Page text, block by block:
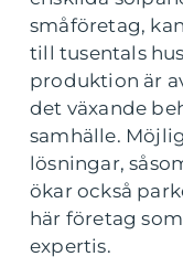
småföretag,
till tusentals
produktion är
det växande
samhälle.
lösningar,
ökar också
här företag
expertis.